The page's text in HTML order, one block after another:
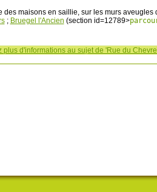
des maisons en saillie, sur les murs aveugles
; Bruegel l'Ancien (section id=12789>
plus d'informations au sujet de 'Rue du